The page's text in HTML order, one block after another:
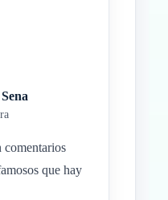
comentarios
que hay